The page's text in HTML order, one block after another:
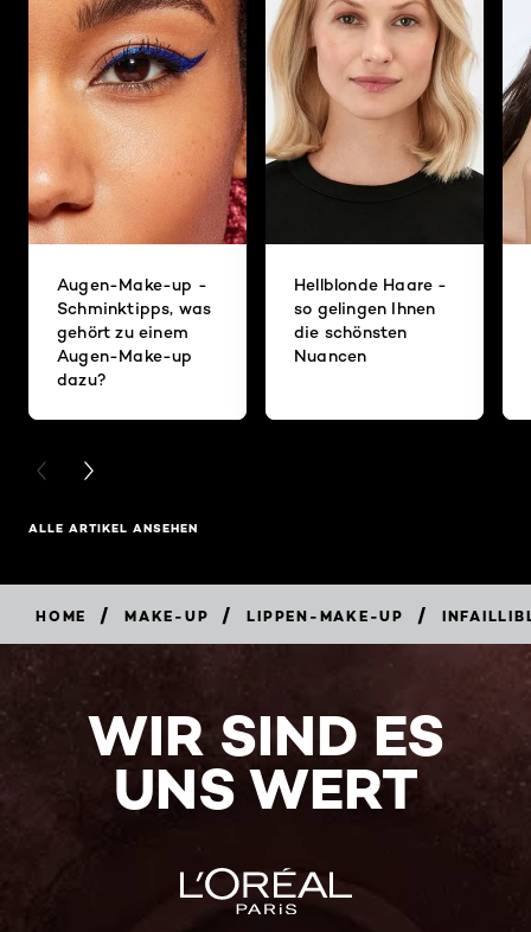
Augen-Make-up -
Schminktipps, was
gehört zu einem
Augen-Make-up
dazu?
Hellblonde Haare -
so gelingen Ihnen
die schönsten
Nuancen
PREVIOUS CARD
NEXT CARD
ALLE ARTIKEL ANSEHEN
HOME / MAKE-UP / LIPPEN-MAKE-UP /
WIR SIND ES
UNS WERT